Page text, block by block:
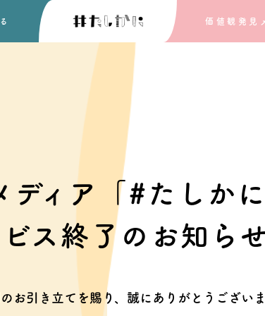
価値観発見
ディア「#たしかに
ス終了のお知ら
お引き立てを賜り、 誠にありがとうございま